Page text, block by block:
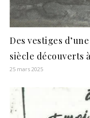
Des vestiges
siècle découverts
25 mars 2025